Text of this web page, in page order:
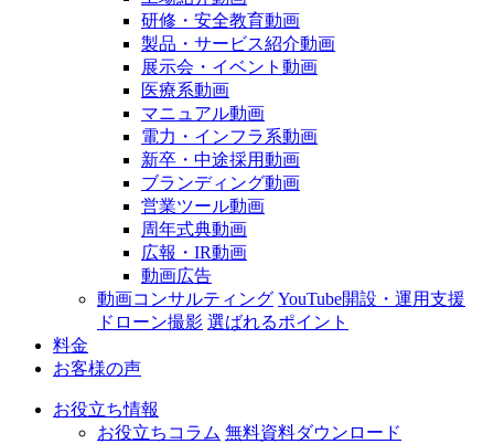
研修・安全教育動画
製品・サービス紹介動画
展示会・イベント動画
医療系動画
マニュアル動画
電力・インフラ系動画
新卒・中途採用動画
ブランディング動画
営業ツール動画
周年式典動画
広報・IR動画
動画広告
動画コンサルティング YouTube開設・運用支援
ドローン撮影 選ばれるポイント
料金
お客様の声
お役立ち情報
お役立ちコラム 無料資料ダウンロード